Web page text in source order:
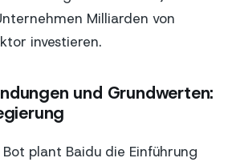
Milliarden von
investieren.
und Grundwerten:
plant Baidu die Einführung